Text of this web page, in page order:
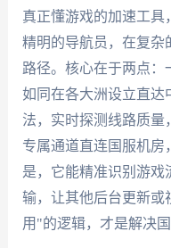
真正懂游戏的加速工具
精明的导航员，在复杂
路径。核心在于两点：
如同在各大洲设立直达
法，实时探测线路质量
专属通道直连国服机房
是，它能精准识别游戏
输，让其他后台更新或
用"的逻辑，才是解决